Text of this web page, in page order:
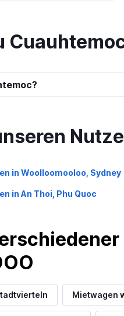
in Woolloomooloo, Sydney
in An Thoi, Phu Quoc
Mietwagen